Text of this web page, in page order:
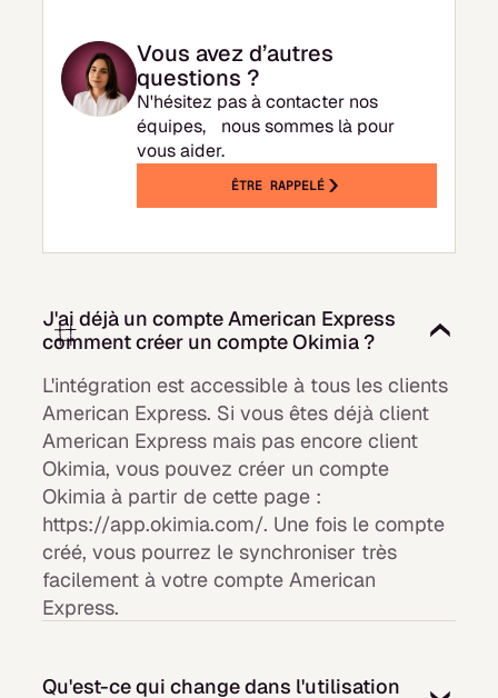
Vous avez d’autres
questions ?
N'hésitez pas à contacter nos
équipes, nous sommes là pour
vous aider.
ÊTRE RAPPELÉ
J'ai déjà un compte American Express
comment créer un compte Okimia ?
L'intégration est accessible à tous les clients
American Express. Si vous êtes déjà client
American Express mais pas encore client
Okimia, vous pouvez créer un compte
Okimia à partir de cette page :
https://app.okimia.com/. Une fois le compte
créé, vous pourrez le synchroniser très
facilement à votre compte American
Express.
Qu'est-ce qui change dans l'utilisation